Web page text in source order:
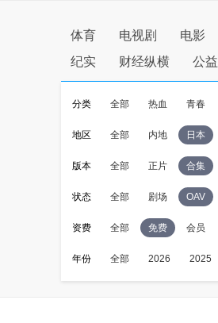
体育 电视剧 电影
纪实
财经纵横 公益
分类 全部 热血 青春
地区 全部 内地 日本
版本 全部 正片 合集
状态 全部 剧场 OAV
资费 全部 免费 会员
年份 全部 2026 2025